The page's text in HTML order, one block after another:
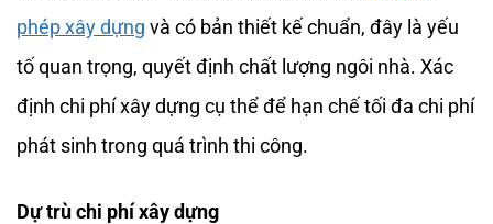
phép xây dựng và có bản thiết kế chuẩn, đây là yếu
tố quan trọng, quyết định chất lượng ngôi nhà. Xác
định chi phí xây dựng cụ thể để hạn chế tối đa chi phí
phát sinh trong quá trình thi công.
Dự trù chi phí xây dựng